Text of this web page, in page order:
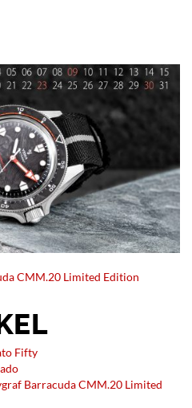
CMM.20 Limited Edition
Fifty
Barracuda CMM.20 Limited